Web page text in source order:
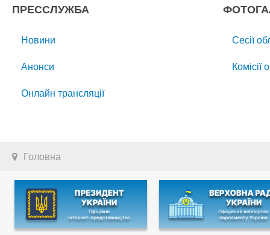
ПРЕССЛУЖБА
Новини
Анонси
Онлайн трансляції
Сесії
Комісії
Головна